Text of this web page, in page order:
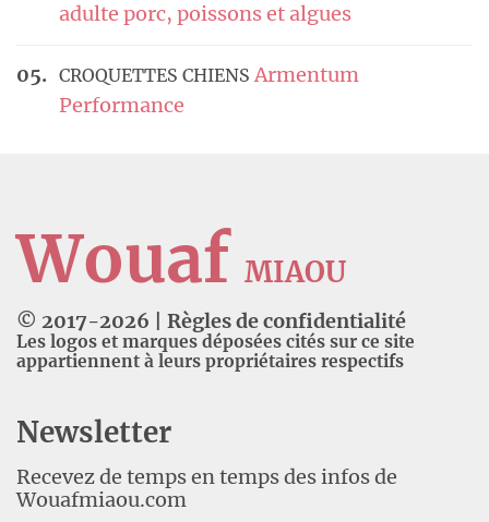
adulte porc, poissons et algues
CROQUETTES CHIENSArmentum
Performance
Wouaf MIAOU
© 2017-2026 Règles de confidentialité
Les logos et marques déposées cités sur ce site
appartiennent à leurs propriétaires respectifs
Newsletter
Recevez de temps en temps des infos de
Wouafmiaou.com